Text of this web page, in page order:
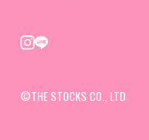
©THE STOCKS CO., LTD